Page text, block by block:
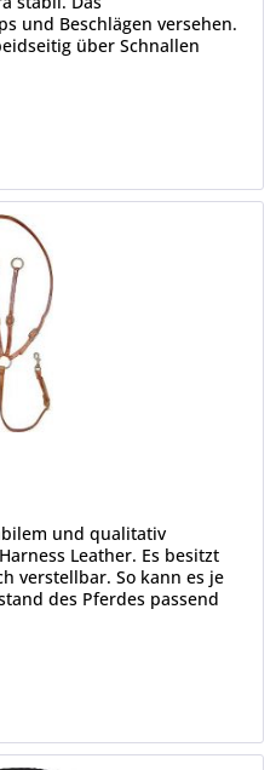
und Beschlägen versehen.
über Schnallen
und qualitativ
Leather. Es besitzt
verstellbar. So kann es je
des Pferdes passend